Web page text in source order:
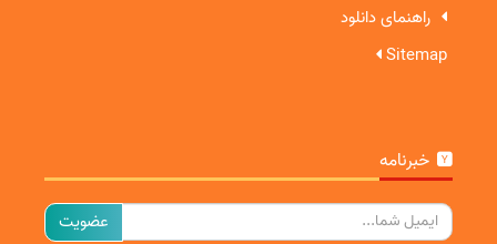
راهنمای دانلود
Sitemap
خبرنامه
ایمیل